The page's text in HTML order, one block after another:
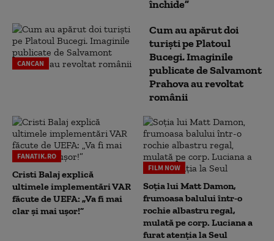
închide”
CANCAN
Cum au apărut doi
turiști pe Platoul
Bucegi. Imaginile
publicate de Salvamont
Prahova au revoltat
românii
FANATIK.RO
Cristi Balaj explică
ultimele implementări VAR
făcute de UEFA: „Va fi mai
clar și mai ușor!”
FILM NOW
Soția lui Matt Damon,
frumoasa balului într-o
rochie albastru regal,
mulată pe corp. Luciana a
furat atenția la Seul